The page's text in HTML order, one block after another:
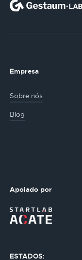
Empresa
Sobre nós
Blog
Apoiado por
ESTADOS: